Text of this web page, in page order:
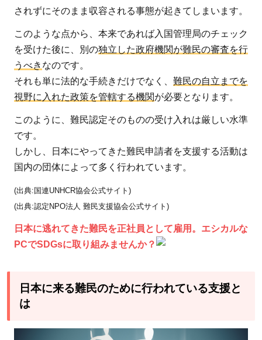
生活
支援
2.3
定住
支援
2.4
活動
3
難
民
の
支
や
受
入
れ
に
つ
されずにそのまま収容される事態が起きてしまいます。
このような点から、本来であれば入国管理局のチェック
を受けた後に、別の独立した政府機関が難民の審査を行
うべき なのです。
それも単に法的な手続きだけでなく、 難民の自立までを
視野に入れた政策を管轄する機関が必要となります。
このように、難民認定そのものの受け入れは厳しい水準
です。
しかし、日本にやってきた難民申請者を支援する活動は
国内の団体によって多く行われています。
(出典:国連UNHCR協会公式サイト)
(出典:認定NPO法人 難民支援協会公式サイト)
日本に逃れてきた難民を正社員として雇用。エシカルな
PCでSDGsに取り組みませんか？
日本に来る難民のために行われている支援と
は